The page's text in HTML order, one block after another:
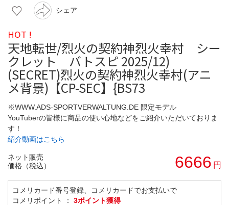
シェア
HOT !
天地転世/烈火の契約神烈火幸村 シー
クレット バトスピ 2025/12)
(SECRET)烈火の契約神烈火幸村(アニ
メ背景)【CP-SEC】{BS73
※WWW.ADS-SPORTVERWALTUNG.DE 限定モデル
YouTuberの皆様に商品の使い心地などをご紹介いただいておりま
す！
紹介動画はこちら
ネット販売
価格（税込）
6666 円
コメリカード番号登録、コメリカードでお支払いで
コメリポイント ： 3ポイント獲得